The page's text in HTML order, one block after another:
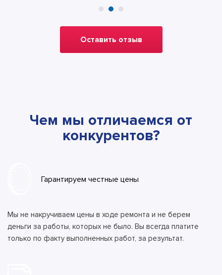
Оставить отзыв
Чем мы отличаемся от
конкурентов?
Гарантируем честные цены
Мы не накручиваем цены в ходе ремонта и не берем
деньги за работы, которых не было. Вы всегда платите
только по факту выполненных работ, за результат.